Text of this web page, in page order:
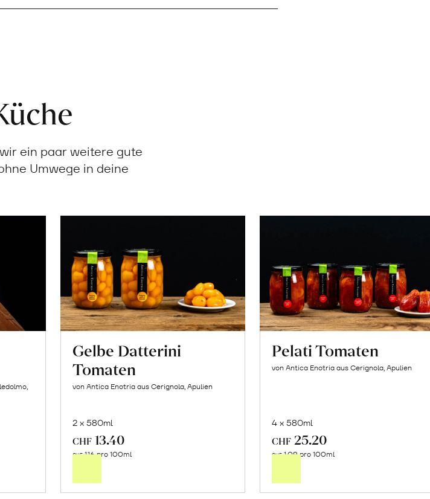
ein paar weitere gute
Umwege in deine
Gelbe Datterini
Tomaten
von Antica Enotria aus Cerignola, Apulien
2 x 580ml
CHF 13.40
CHF1.16 pro 100ml
Pelati Tomaten
von Antica Enotria aus Cerignola, Apulien
4 x 580ml
CHF 25.20
CHF1.09 pro 100ml